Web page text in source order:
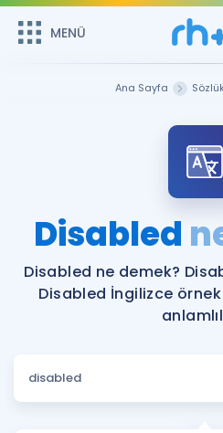
MENÜ
ÜYE
Sepetin Şu
Remzi Hoca ile seni sınava
bekliyor!
MENÜ
Faydalı Araçlar
Sözlük
Hakkımızda
Ana Sayfa
Disabled
Disabled ne demek?
Disabled İngilizce